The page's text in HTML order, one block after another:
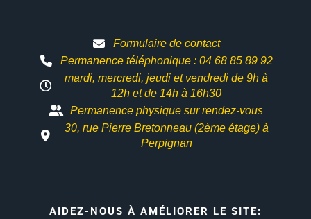
Formulaire de contact
Permanence téléphonique : 04 68 85 89 92
mardi, mercredi, jeudi et vendredi de 9h à
12h etde 14h à 16h30
Permanence physique sur rendez-vous
30, rue Pierre Bretonneau (2ème étage) à
Perpignan
AIDEZ-NOUS À AMÉLIORER LE SITE: